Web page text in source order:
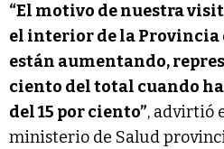
“El motivo de nuestra
el interior de la Provincia
están aumentando,
ciento del total cuando
del 15 por ciento”, advirtió
ministerio de Salud